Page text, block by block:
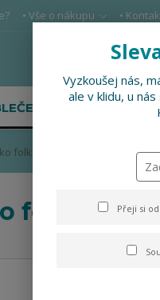
• Vše o nákupu •
folklor women
folklor
Vyzkoušej nás,
ale v klidu, u
Přeji si